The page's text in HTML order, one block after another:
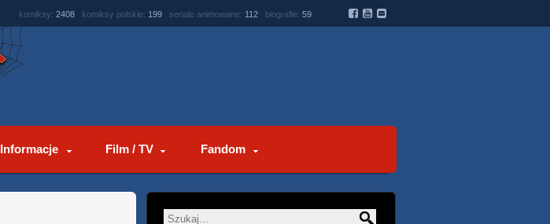
komiksy: 2408 komiksy polskie: 199 seriale animowane: 112 biografie: 59
Informacje Film / TV Fandom